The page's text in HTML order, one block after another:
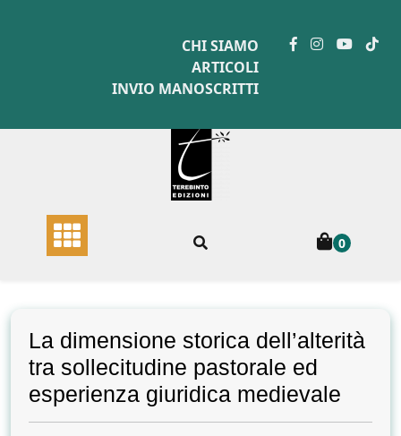
CHI SIAMO
ARTICOLI
INVIO MANOSCRITTI
0
La dimensione storica dell’alterità
tra sollecitudine pastorale ed
esperienza giuridica medievale